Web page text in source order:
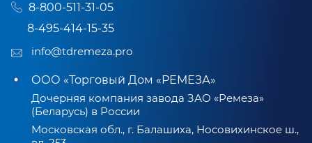
8-800-511-31-05
8-495-414-15-35
info@tdremeza.pro
ООО «Торговый Дом «РЕМЕЗА»
Дочерняя компания завода ЗАО «Ремеза»
(Беларусь) в России
Московская обл., г. Балашиха, Носовихинское ш.,